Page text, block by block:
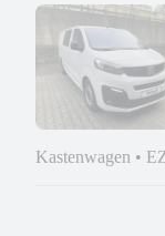
Kastenwagen •